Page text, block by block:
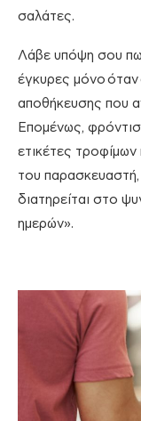
σαλάτες.
Λάβε υπόψη σου
έγκυρες μόνο όταν
αποθήκευσης που
Επομένως,
ετικέτες τροφίμων
του παρασκευαστή
διατηρείται στο
ημερών».